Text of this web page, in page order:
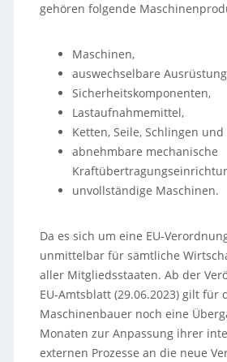
gehören folgende
Maschinen,
auswechselbare
Sicherheitskomponenten,
Lastaufnahmemittel,
Ketten, Seile, Schlingen und
abnehmbare mechanische
unvollständige Maschinen.
Da es sich um eine EU-
unmittelbar für sämtliche
aller Mitgliedsstaaten. Ab der
EU-Amtsblatt (29.06.2023) gilt für
Maschinenbauer noch eine
Monaten zur Anpassung ihrer
externen Prozesse an die neue